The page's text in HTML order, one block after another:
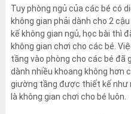
Tuy phòng ngủ của các bé có
không gian phải dành cho 2
kế không gian ngủ, học bài thì
không gian chơi cho các bé.
tầng vào phòng cho các bé đã
dành nhiều khoang không hơn
giường tầng được thiết kế như
là không gian chơi cho bé luôn.